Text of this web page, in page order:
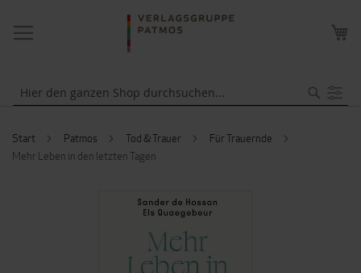
NAVIGATION
UMSCHALTEN
Start Patmos Tod & Trauer
Für Trauernde
Mehr Leben in den letzten Tagen
ZUM
ENDE
DER
BILDERGALERIE
SPRINGEN